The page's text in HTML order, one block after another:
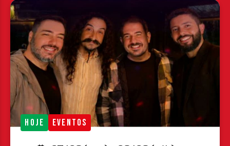
HOJE EVENTOS